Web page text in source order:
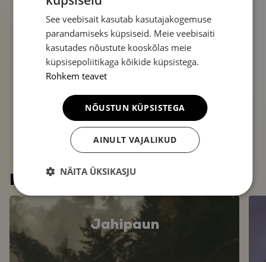
Tutvu teiste
poodidega
Jahipaun
See veebisait kasutab kasutajakogemuse
parandamiseks küpsiseid. Meie veebisaiti
kasutades nõustute kooskõlas meie
küpsisepoliitikaga kõikide küpsistega.
Rohkem teavet
NÕUSTUN KÜPSISTEGA
AINULT VAJALIKUD
NÄITA ÜKSIKASJU